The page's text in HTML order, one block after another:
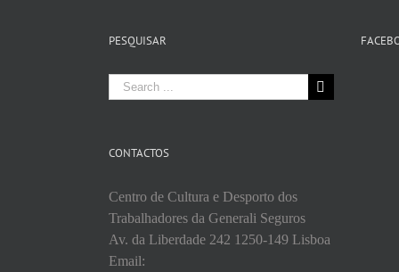
PESQUISAR
Search
for:
CONTACTOS
Centro de Cultura e Desporto dos
Trabalhadores da Generali Seguros
Av. da Liberdade 242 1250-149 Lisboa
Email: